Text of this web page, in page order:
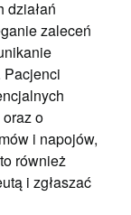
działań
zaleceń
o
i napojów,
również
i zgłaszać